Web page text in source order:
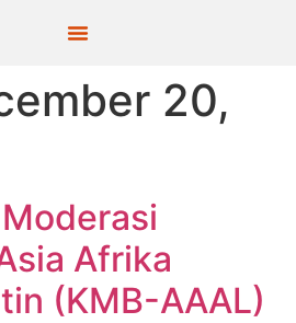
20,
Afrika
(KMB-AAAL)